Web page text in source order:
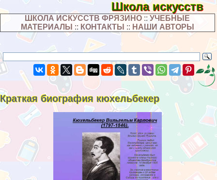
Школа искусств
ШКОЛА ИСКУССТВ ФРЯЗИНО ::УЧЕБНЫЕ
МАТЕРИАЛЫ :: КОНТАКТЫ :: НАШИ АВТОРЫ
Краткая биография кюхельбекер